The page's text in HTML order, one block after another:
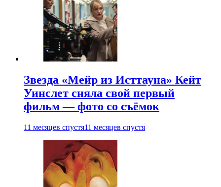
Звезда «Мейр из Исттауна» Кейт
Уинслет сняла свой первый
фильм — фото со съёмок
11 месяцев спустя11 месяцев спустя